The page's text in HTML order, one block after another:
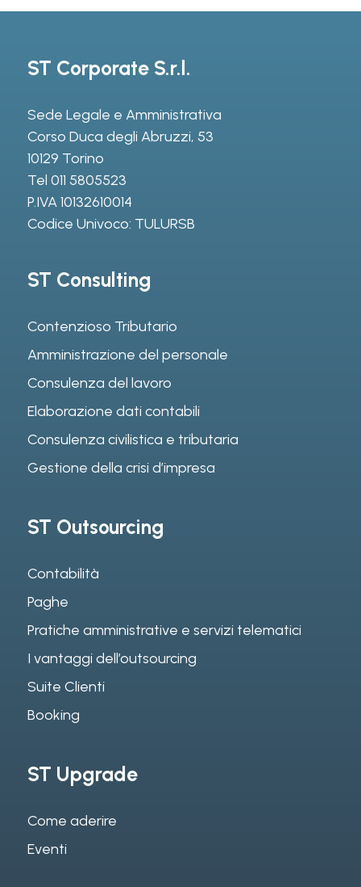
ST Corporate S.r.l.
Sede Legale e Amministrativa
Corso Duca degli Abruzzi, 53
10129 Torino
Tel 011 5805523
P.IVA 10132610014
Codice Univoco: TULURSB
ST Consulting
Contenzioso Tributario
Amministrazione del personale
Consulenza del lavoro
Elaborazione dati contabili
Consulenza civilistica e tributaria
Gestione della crisi d’impresa
ST Outsourcing
Contabilità
Paghe
Pratiche amministrative e servizi telematici
I vantaggi dell’outsourcing
Suite Clienti
Booking
ST Upgrade
Come aderire
Eventi